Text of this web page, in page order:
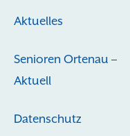
Aktuelles
Senioren Ortenau –
Aktuell
Datenschutz